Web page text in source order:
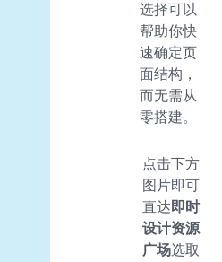
选择可以
帮助你快
速确定页
面结构，
而无需从
零搭建。
点击下方
图片即可
直达 即时
设计资源
广场选取